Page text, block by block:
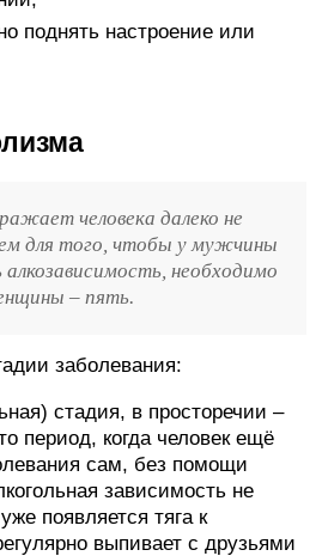
поднять настроение или
человека далеко не
для того, чтобы у мужчины
необходимо
– пять.
заболевания:
стадия, в просторечии –
период, когда человек ещё
сам, без помощи
зависимость не
появляется тяга к
выпивает с друзьями